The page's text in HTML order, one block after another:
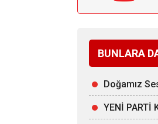
BUNLARA
Doğamız
YENİ PARTİ